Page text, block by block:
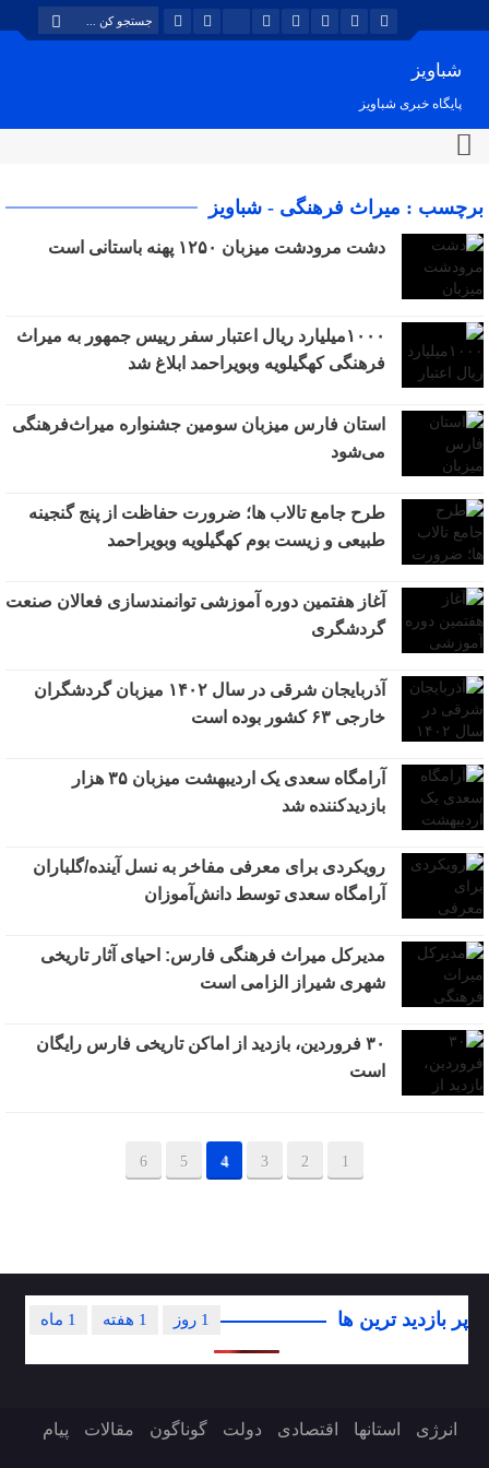
شباویز
پایگاه خبری شباویز
برچسب : میراث فرهنگی - شباویز
دشت مرودشت میزبان ۱۲۵۰ پهنه باستانی است
۱۰۰۰میلیارد ریال اعتبار سفر رییس جمهور به میراث
فرهنگی کهگیلویه وبویراحمد ابلاغ شد
استان فارس میزبان سومین جشنواره میراث‌فرهنگی
می‌شود
طرح جامع تالاب ها؛ ضرورت حفاظت از پنج گنجینه
طبیعی و زیست بوم کهگیلویه وبویراحمد
آغاز هفتمین دوره آموزشی توانمندسازی فعالان صنعت
گردشگری
آذربایجان شرقی در سال ۱۴۰۲ میزبان گردشگران
خارجی ۶۳ کشور بوده است
آرامگاه سعدی یک اردیبهشت میزبان ۳۵ هزار
بازدیدکننده شد
رویکردی برای معرفی مفاخر به نسل آینده/گلباران
آرامگاه سعدی توسط دانش‌آموزان
مدیرکل میراث فرهنگی فارس: احیای آثار تاریخی
‌شهری شیراز الزامی است
۳۰ فروردین، بازدید از اماکن تاریخی فارس رایگان
است
1
2
3
4
5
6
پر بازدید ترین ها 1 ماه 1 هفته 1 روز
انرژی استانها اقتصادی دولت گوناگون مقالات پیام